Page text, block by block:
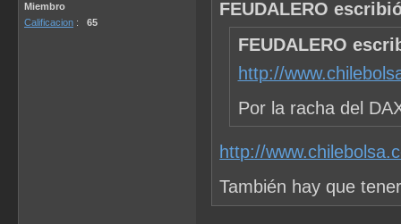
Miembro
Calificacion : 65
FEUDALERO
FEUDALERO
http://
Por la racha del
http://
También hay que